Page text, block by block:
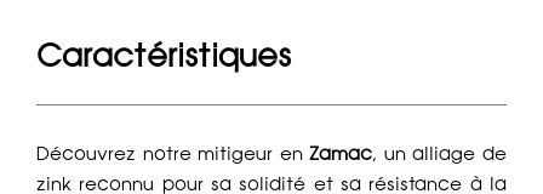
Caractéristiques
Découvrez notre mitigeur enZamac, un alliage de
zink reconnu pour sa solidité et sa résistance à la